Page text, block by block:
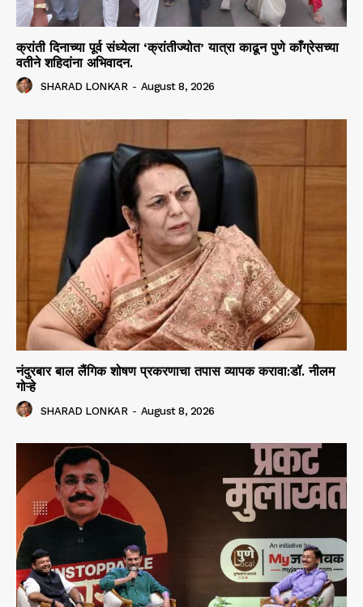
क्रांती दिनाच्या पूर्व संध्येला ‘क्रांतीज्योत’ यात्रा काढून पुणे काँग्रेसच्या
वतीने शहिदांना अभिवादन.
SHARAD LONKAR - August 8, 2026
नंदुरबार बाल लैंगिक शोषण प्रकरणाचा तपास व्यापक करावा:डॉ. नीलम
गोऱ्हे
SHARAD LONKAR - August 8, 2026